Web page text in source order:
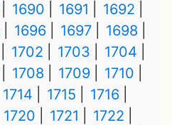
1690 1691
1692
1696 1697
1698
1702 1703
1704
1708 1709
1710
1714 1715
1716
1720 1721
1722